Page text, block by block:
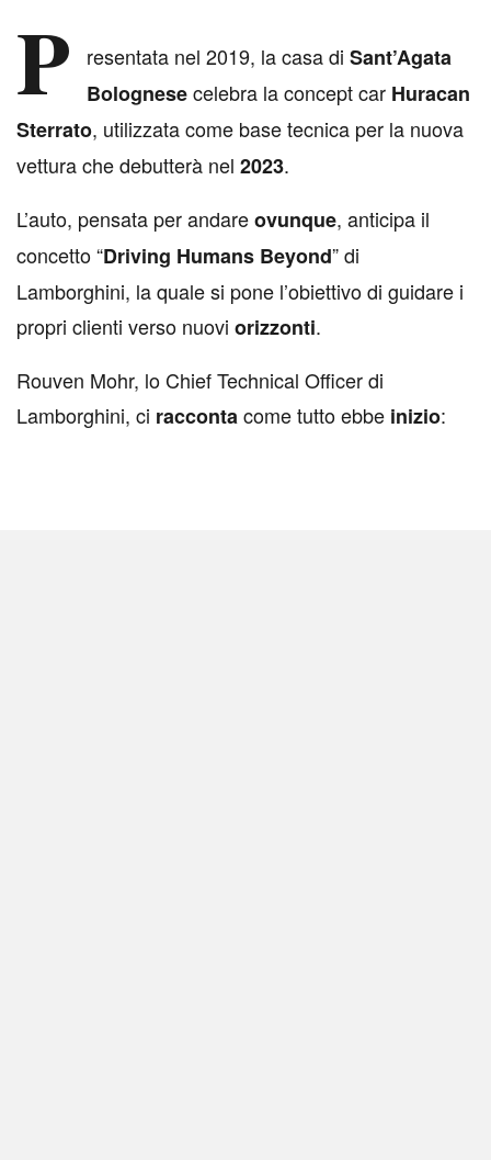
P resentata nel 2019, la casa di Sant’Agata
Bolognesecelebra la concept car Huracan
Sterrato, utilizzata come base tecnica per la nuova
vettura che debutterà nel 2023.
L’auto, pensata per andareovunque, anticipa il
concetto “Driving Humans Beyond” di
Lamborghini, la quale si pone l’obiettivo di guidare i
propri clienti verso nuovi orizzonti.
Rouven Mohr, lo Chief Technical Officer di
Lamborghini, ci raccontacome tutto ebbe inizio: